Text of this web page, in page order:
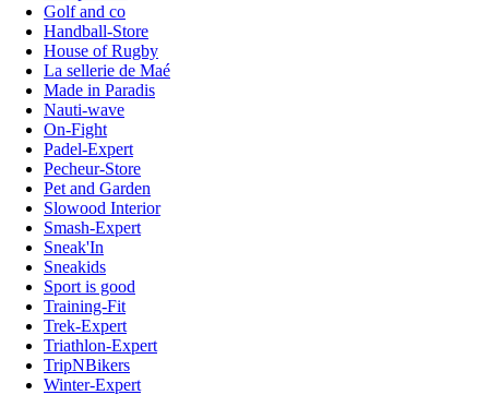
Golf and co
Handball-Store
House of Rugby
La sellerie de Maé
Made in Paradis
Nauti-wave
On-Fight
Padel-Expert
Pecheur-Store
Pet and Garden
Slowood Interior
Smash-Expert
Sneak'In
Sneakids
Sport is good
Training-Fit
Trek-Expert
Triathlon-Expert
TripNBikers
Winter-Expert